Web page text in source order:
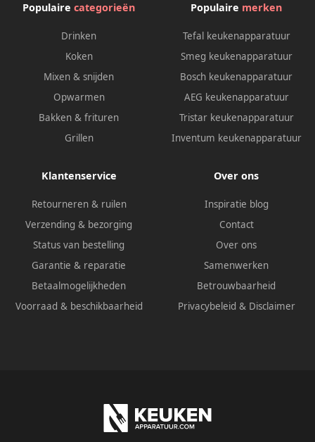
Populaire categorieën
Drinken
Koken
Mixen & snijden
Opwarmen
Bakken & frituren
Grillen
Populaire merken
Tefal keukenapparatuur
Smeg keukenapparatuur
Bosch keukenapparatuur
AEG keukenapparatuur
Tristar keukenapparatuur
Inventum keukenapparatuur
Klantenservice
Retourneren & ruilen
Verzending & bezorging
Status van bestelling
Garantie & reparatie
Betaalmogelijkheden
Voorraad & beschikbaarheid
Over ons
Inspiratie blog
Contact
Over ons
Samenwerken
Betrouwbaarheid
Privacybeleid & Disclaimer